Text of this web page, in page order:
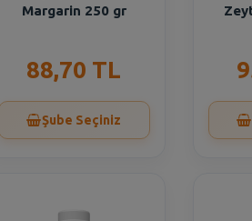
Margarin 250 gr
88,70 TL
Şube Seçiniz